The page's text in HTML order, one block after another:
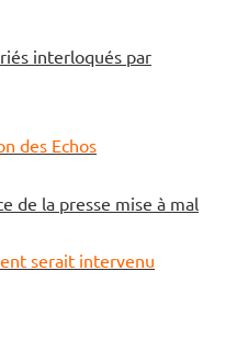
interloqués par
des Echos
de la presse mise à mal
serait intervenu